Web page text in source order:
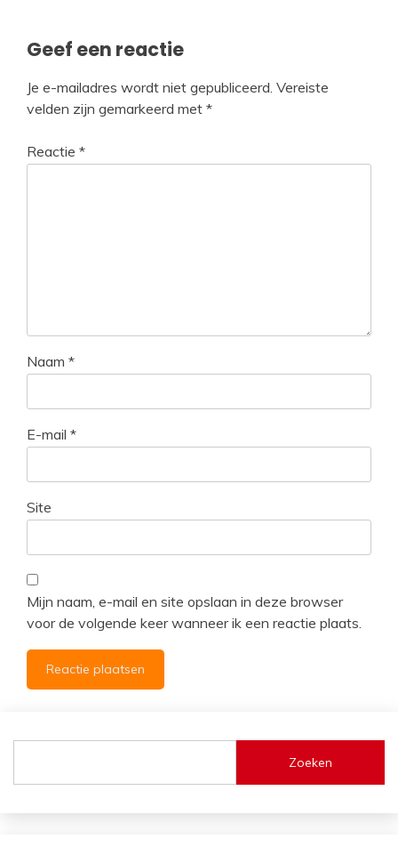
Geef een reactie
Je e-mailadres wordt niet gepubliceerd. Vereiste
velden zijn gemarkeerd met *
Reactie *
Naam *
E-mail *
Site
Mijn naam, e-mail en site opslaan in deze browser
voor de volgende keer wanneer ik een reactie plaats.
Zoeken